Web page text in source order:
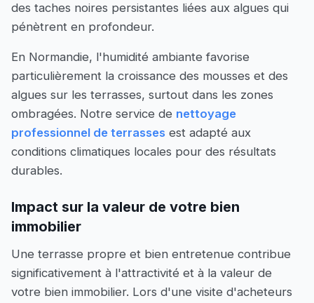
des taches noires persistantes liées aux algues qui
pénètrent en profondeur.
En Normandie, l'humidité ambiante favorise
particulièrement la croissance des mousses et des
algues sur les terrasses, surtout dans les zones
ombragées. Notre service de nettoyage
professionnel de terrasses est adapté aux
conditions climatiques locales pour des résultats
durables.
Impact sur la valeur de votre bien
immobilier
Une terrasse propre et bien entretenue contribue
significativement à l'attractivité et à la valeur de
votre bien immobilier. Lors d'une visite d'acheteurs